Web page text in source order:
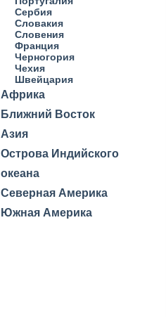
Сербия
Словакия
Словения
Франция
Черногория
Чехия
Швейцария
Африка
Ближний Восток
Азия
Острова Индийского
океана
Северная Америка
Южная Америка